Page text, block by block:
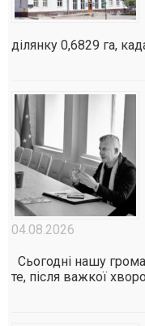
ділянку 0,6829 га,
04.08.2026
Сьогодні нашу
те, після важкої